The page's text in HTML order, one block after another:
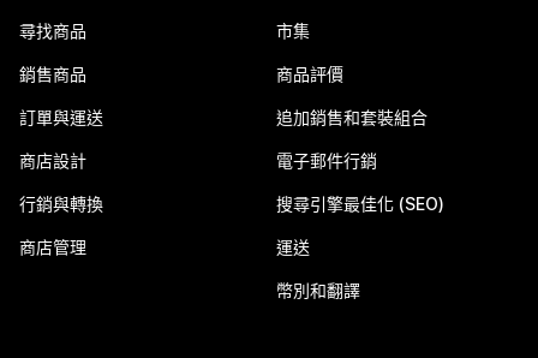
尋找商品
銷售商品
訂單與運送
商店設計
行銷與轉換
商店管理
市集
商品評價
追加銷售和套裝組合
電子郵件行銷
搜尋引擎最佳化 (SEO)
運送
幣別和翻譯